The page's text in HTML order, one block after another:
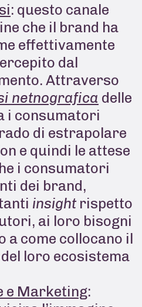
: questo canale
che il brand ha
effettivamente
dal
Attraverso
netnografica delle
i consumatori
di estrapolare
e quindi le attese
i consumatori
dei brand,
insightrispetto
ai loro bisogni
come collocano il
loro ecosistema
e Marketing: